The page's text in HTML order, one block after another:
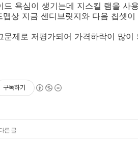
드 욕심이 생기는데 지스킬 램을 사
상 지금 센디브릿지와 다음 칩셋
문제로 저평가되어 가격하락이 많
구독하기
른 글